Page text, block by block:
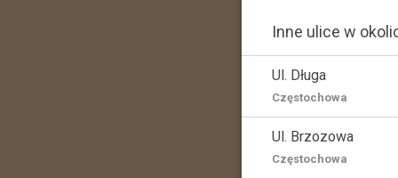
Inne ulice w
Ul. Długa
Częstochowa
Ul. Brzozowa
Częstochowa